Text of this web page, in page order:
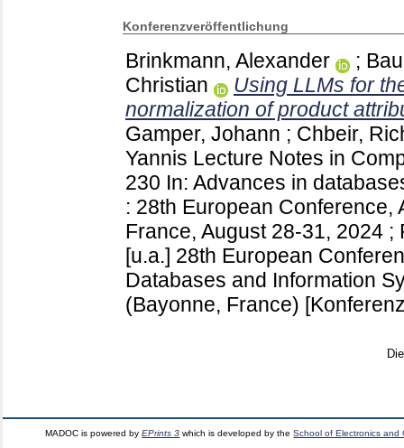
Konferenzveröffentlichung
Brinkmann, Alexander ;
Christian
Using LLMs for
normalization of product
Gamper, Johann ; Chbeir,
Yannis Lecture Notes in
230 In: Advances in
: 28th European Conference,
France, August 28-31, 2024
[u.a.] 28th European
Databases and Information
(Bayonne, France)
MADOC is powered byEPrints 3 which is developed by theSchool of Electronics and